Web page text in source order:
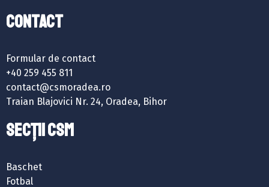
Contact
Formular de contact
+40 259 455 811
contact@csmoradea.ro
Traian Blajovici Nr. 24, Oradea, Bihor
SECȚII CSM
Baschet
Fotbal